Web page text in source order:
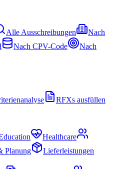
Alle Ausschreibungen
Nach
Nach CPV-Code
Nach
RFXs ausfüllen
Healthcare
Planung
Lieferleistungen